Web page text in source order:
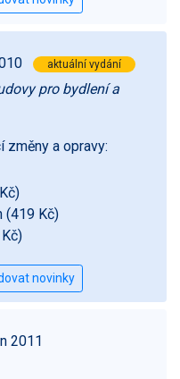
aktuální vydání
pro bydlení a
změny a opravy:
(419 Kč)
2011